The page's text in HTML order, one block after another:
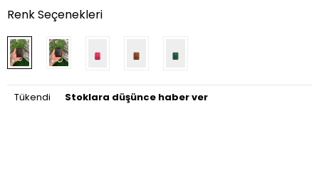
Renk Seçenekleri
Tükendi Stoklara düşünce haber ver